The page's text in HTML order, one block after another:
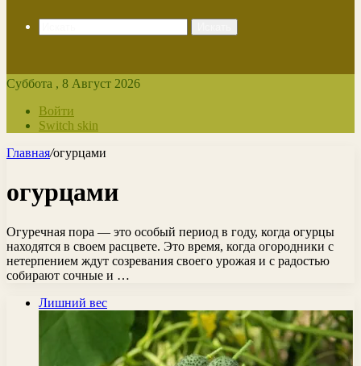
Суббота , 8 Август 2026
Войти
Switch skin
Главная/огурцами
огурцами
Огуречная пора — это особый период в году, когда огурцы
находятся в своем расцвете. Это время, когда огородники с
нетерпением ждут созревания своего урожая и с радостью
собирают сочные и …
Лишний вес